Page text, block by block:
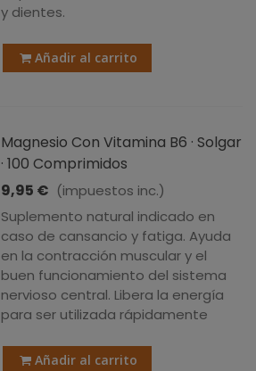
y dientes.
Añadir al carrito
Magnesio Con Vitamina B6 · Solgar
· 100 Comprimidos
9,95 € (impuestos inc.)
Suplemento natural indicado en
caso de cansancio y fatiga. Ayuda
en la contracción muscular y el
buen funcionamiento del sistema
nervioso central. Libera la energía
para ser utilizada rápidamente
Añadir al carrito